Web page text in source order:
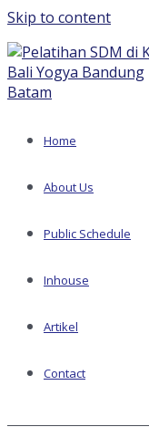
Skip to content
Home
About Us
Public Schedule
Inhouse
Artikel
Contact